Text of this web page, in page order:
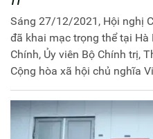
Sáng 27/12/2021, Hội nghị
đã khai mạc trọng thể tại
Chính, Ủy viên Bộ Chính trị,
Cộng hòa xã hội chủ nghĩa
chỉ đạo. Đại tướng Tô Lâm,
Đảng ủy Công an Trung
trì Hội nghị.